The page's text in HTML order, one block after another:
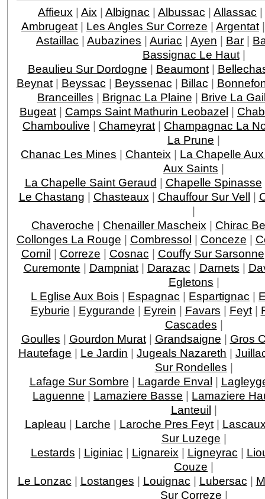
Affieux | Aix | Albignac | Albussac | Allassac |
Ambrugeat | Les Angles Sur Correze | Argentat
Astaillac | Aubazines | Auriac | Ayen | Bar |
Bassignac Le Haut|
Beaulieu Sur Dordogne | Beaumont|
Beynat| Beyssac | Beyssenac | Billac |
Branceilles | Brignac La Plaine | Brive La
Bugeat | Camps Saint Mathurin Leobazel |
Chamboulive | Chameyrat | Champagnac La
La Prune |
Chanac Les Mines | Chanteix | La Chapelle
Aux Saints |
La Chapelle Saint Geraud | Chapelle Spinasse
Le Chastang | Chasteaux | Chauffour Sur Vell |
|
Chaveroche | Chenailler Mascheix | Chirac
Collonges La Rouge | Combressol | Conceze |
Cornil | Correze | Cosnac | Couffy Sur Sarsonne
Curemonte | Dampniat| Darazac | Darnets |
Egletons |
L Eglise Aux Bois | Espagnac | Espartignac |
Eyburie | Eygurande | Eyrein | Favars | Feyt|
Cascades |
Goulles | Gourdon Murat| Grandsaigne | Gros
Hautefage | Le Jardin | Jugeals Nazareth |
Sur Rondelles |
Lafage Sur Sombre | Lagarde Enval |
Laguenne | Lamaziere Basse | Lamaziere
Lanteuil |
Lapleau | Larche | Laroche Pres Feyt|
Sur Luzege |
Lestards | Liginiac | Lignareix | Ligneyrac |
Couze |
Le Lonzac | Lostanges | Louignac | Lubersac |
Sur Correze |